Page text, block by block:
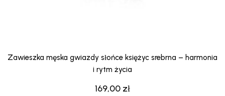
169,00 zł
Zawieszka męska gwiazdy słońce księżyc srebrna – harmonia
i rytm życia